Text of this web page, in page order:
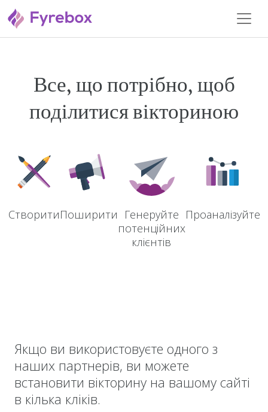
Все, що потрібно, щоб
поділитися вікториною
СтворитиПоширити
Генеруйте
потенційних
клієнтів
Проаналізуйте
Якщо ви використовуєте одного з
наших партнерів, ви можете
встановити вікторину на вашому сайті
в кілька кліків.